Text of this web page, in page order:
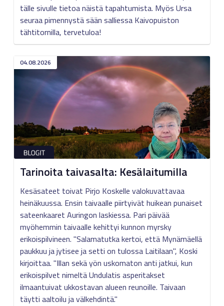
tälle sivulle tietoa näistä tapahtumista. Myös Ursa
seuraa pimennystä sään salliessa Kaivopuiston
tähtitornilla, tervetuloa!
04.08.2026
Tarinoita taivasalta: Kesälaitumilla
Kesäsateet toivat Pirjo Koskelle valokuvattavaa
heinäkuussa. Ensin taivaalle piirtyivät huikean punaiset
sateenkaaret Auringon laskiessa. Pari päivää
myöhemmin taivaalle kehittyi kunnon myrsky
erikoispilvineen. "Salamatutka kertoi, että Mynämäellä
paukkuu ja jytisee ja setti on tulossa Laitilaan", Koski
kirjoittaa. "Illan sekä yön uskomaton anti jatkui, kun
erikoispilvet nimeltä Undulatis asperitakset
ilmaantuivat ukkostavan alueen reunoille. Taivaan
täytti aaltoilu ja välkehdintä."